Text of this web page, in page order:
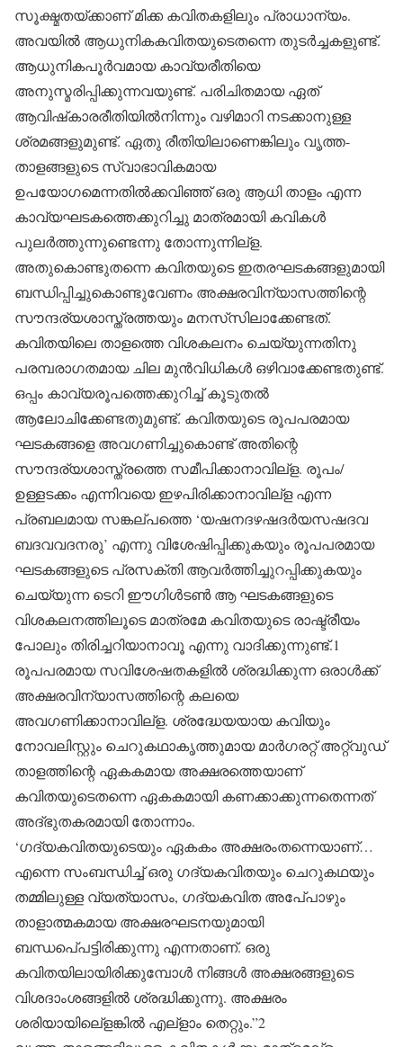
സൂക്ഷ്മതയ്ക്കാണ് മിക്ക കവിതകളിലും പ്രാധാന്യം.
അവയില്‍ ആധുനികകവിതയുടെതന്നെ തുടര്‍ച്ചകളുണ്ട്.
ആധുനികപൂര്‍വമായ കാവ്യരീതിയെ
അനുസ്മരിപ്പിക്കുന്നവയുണ്ട്. പരിചിതമായ ഏത്
ആവിഷ്‌കാരരീതിയില്‍നിന്നും വഴിമാറി നടക്കാനുള്ള
ശ്രമങ്ങളുമുണ്ട്. ഏതു രീതിയിലാണെങ്കിലും വൃത്ത-
താളങ്ങളുടെ സ്വാഭാവികമായ
ഉപയോഗമെന്നതില്‍ക്കവിഞ്ഞ് ഒരു ആധി താളം എന്ന
കാവ്യഘടകത്തെക്കുറിച്ചു മാത്രമായി കവികള്‍
പുലര്‍ത്തുന്നുണ്ടെന്നു തോന്നുന്നില്‌ള.
അതുകൊണ്ടുതന്നെ കവിതയുടെ ഇതരഘടകങ്ങളുമായി
ബന്ധിപ്പിച്ചുകൊണ്ടുവേണം അക്ഷരവിന്യാസത്തിന്റെ
സൗന്ദര്യശാസ്ത്രത്തയും മനസ്‌സിലാക്കേണ്ടത്.
കവിതയിലെ താളത്തെ വിശകലനം ചെയ്യുന്നതിനു
പരമ്പരാഗതമായ ചില മുന്‍വിധികള്‍ ഒഴിവാക്കേണ്ടതുണ്ട്.
ഒപ്പം കാവ്യരൂപത്തെക്കുറിച്ച് കൂടുതല്‍
ആലോചിക്കേണ്ടതുമുണ്ട്. കവിതയുടെ രൂപപരമായ
ഘടകങ്ങളെ അവഗണിച്ചുകൊണ്ട് അതിന്റെ
സൗന്ദര്യശാസ്ത്രത്തെ സമീപിക്കാനാവില്‌ള. രൂപം/
ഉള്ളടക്കം എന്നിവയെ ഇഴപിരിക്കാനാവില്‌ള എന്ന
പ്രബലമായ സങ്കല്പത്തെ ‘യഷനദഴഷദര്‍യസഷദവ
ബദവവദനരു’ എന്നു വിശേഷിപ്പിക്കുകയും രൂപപരമായ
ഘടകങ്ങളുടെ പ്രസക്തി ആവര്‍ത്തിച്ചുറപ്പിക്കുകയും
ചെയ്യുന്ന ടെറി ഈഗിള്‍ടണ്‍ ആ ഘടകങ്ങളുടെ
വിശകലനത്തിലൂടെ മാത്രമേ കവിതയുടെ രാഷ്ട്രീയം
പോലും തിരിച്ചറിയാനാവൂ എന്നു വാദിക്കുന്നുണ്ട്.1
രൂപപരമായ സവിശേഷതകളില്‍ ശ്രദ്ധിക്കുന്ന ഒരാള്‍ക്ക്
അക്ഷരവിന്യാസത്തിന്റെ കലയെ
അവഗണിക്കാനാവില്‌ള. ശ്രദ്ധേയയായ കവിയും
നോവലിസ്റ്റും ചെറുകഥാകൃത്തുമായ മാര്‍ഗരറ്റ് അറ്റ്‌വുഡ്
താളത്തിന്റെ ഏകകമായ അക്ഷരത്തെയാണ്
കവിതയുടെതന്നെ ഏകകമായി കണക്കാക്കുന്നതെന്നത്
അദ്ഭുതകരമായി തോന്നാം.
‘ഗദ്യകവിതയുടെയും ഏകകം അക്ഷരംതന്നെയാണ്…
എന്നെ സംബന്ധിച്ച് ഒരു ഗദ്യകവിതയും ചെറുകഥയും
തമ്മിലുള്ള വ്യത്യാസം, ഗദ്യകവിത അപേ്പാഴും
താളാത്മകമായ അക്ഷരഘടനയുമായി
ബന്ധപെ്പട്ടിരിക്കുന്നു എന്നതാണ്. ഒരു
കവിതയിലായിരിക്കുമ്പോള്‍ നിങ്ങള്‍ അക്ഷരങ്ങളുടെ
വിശദാംശങ്ങളില്‍ ശ്രദ്ധിക്കുന്നു. അക്ഷരം
ശരിയായിലെ്‌ളങ്കില്‍ എല്‌ളാം തെറ്റും.”2